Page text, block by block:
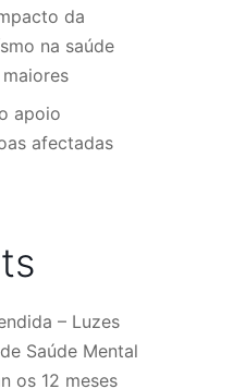
da
na saúde
apoio
afectadas
– Luzes
Saúde Mental
os 12 meses